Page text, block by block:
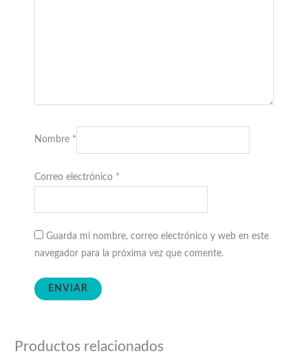
Nombre *
Correo electrónico *
Guarda mi nombre, correo electrónico y web en este
navegador para la próxima vez que comente.
Productos relacionados